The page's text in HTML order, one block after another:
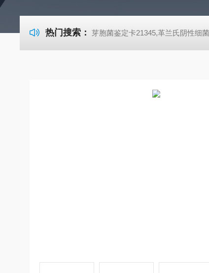
热门搜索： 芽胞菌鉴定卡21345,革兰氏阴性细菌鉴定卡21341,革兰氏阳性细菌鉴定卡21342,TSA胰酪大豆胨琼脂培养基,SDA沙氏葡萄糖琼脂培养基 芽胞菌鉴定卡21345,革兰氏阴性细菌鉴定卡21341,革兰氏阳性细菌鉴定卡21342,TSA胰酪大豆胨琼脂培养基,SDA沙氏葡萄糖琼脂培养基 芽胞菌鉴定卡21345,革兰氏阴性细菌鉴定卡21341,革兰氏阳性细菌鉴定卡21342,TSA胰酪大豆胨琼脂培养基,SDA沙氏葡萄糖琼脂培养基 芽胞菌鉴定卡21345,革兰氏阴性细菌鉴定卡21341,革兰氏阳性细菌鉴定卡21342,TSA胰酪大豆胨琼脂培养基,SDA沙氏葡萄糖琼脂培养基 芽胞菌鉴定卡21345,革兰氏阴性细菌鉴定卡21341,革兰氏阳性细菌鉴定卡21342,TSA胰酪大豆胨琼脂培养基,SDA沙氏葡萄糖琼脂培养基 芽胞菌鉴定卡21345,革兰氏阴性细菌鉴定卡21341,革兰氏阳性细菌鉴定卡21342,TSA胰酪大豆胨琼脂培养基,SDA沙氏葡萄糖琼